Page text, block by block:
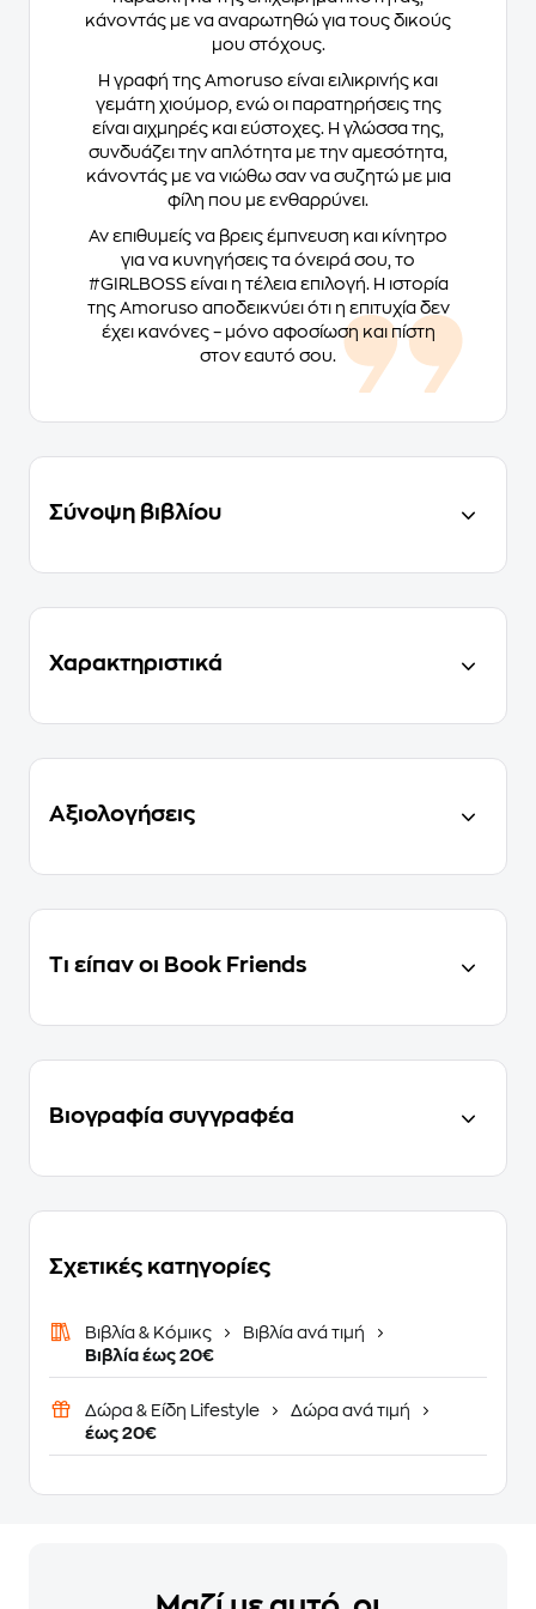
κάνοντάς με να αναρωτηθώ για τους δικούς
μου στόχους.
Η γραφή της Amoruso είναι ειλικρινής και
γεμάτη χιούμορ, ενώ οι παρατηρήσεις της
είναι αιχμηρές και εύστοχες. Η γλώσσα της,
συνδυάζει την απλότητα με την αμεσότητα,
κάνοντάς με να νιώθω σαν να συζητώ με μια
φίλη που με ενθαρρύνει.
Αν επιθυμείς να βρεις έμπνευση και κίνητρο
για να κυνηγήσεις τα όνειρά σου, το
#GIRLBOSSείναι η τέλεια επιλογή. Η ιστορία
της Amoruso αποδεικνύει ότι η επιτυχία δεν
έχει κανόνες – μόνο αφοσίωση και πίστη
στον εαυτό σου.
Σύνοψη βιβλίου
Χαρακτηριστικά
Αξιολογήσεις
Τι είπαν οι Book Friends
Βιογραφία συγγραφέα
Σχετικές κατηγορίες
Βιβλία & Κόμικς
Βιβλία ανά τιμή
Βιβλία έως 20€
Δώρα & Είδη Lifestyle
Δώρα ανά τιμή
έως 20€